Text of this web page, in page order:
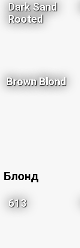
Dark Sand
Rooted
Brown Blond
Блонд
613